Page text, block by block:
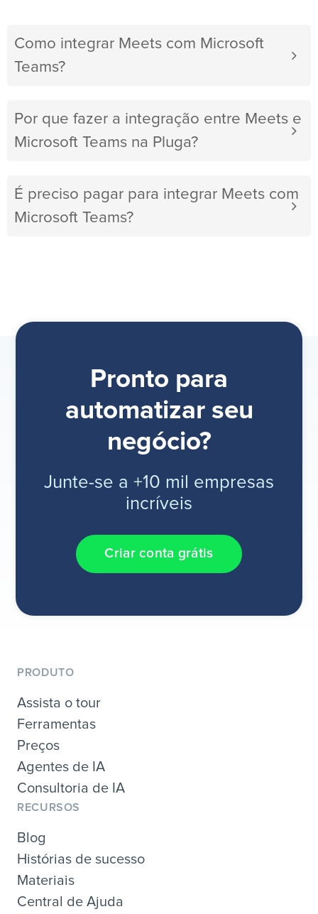
Como integrar Meets com Microsoft
Teams?
Por que fazer a integração entre Meets e
Microsoft Teams na Pluga?
É preciso pagar para integrar Meets com
Microsoft Teams?
Pronto para
automatizar seu
negócio?
Junte-se a +10 mil empresas
incríveis
Criar conta grátis
PRODUTO
Assista o tour
Ferramentas
Preços
Agentes de IA
Consultoria de IA
RECURSOS
Blog
Histórias de sucesso
Materiais
Central de Ajuda